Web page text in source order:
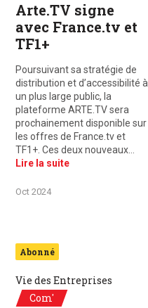
Arte.TV signe
avec France.tv et
TF1+
Poursuivant sa stratégie de
distribution et d’accessibilité à
un plus large public, la
plateforme ARTE.TV sera
prochainement disponible sur
les offres de France.tv et
TF1+. Ces deux nouveaux…
Lire la suite
Oct 2024
Abonné
Vie des Entreprises
Com'